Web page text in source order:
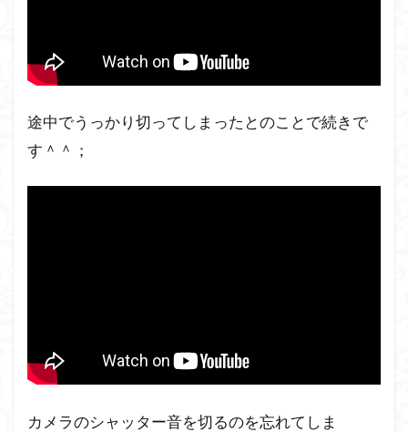
途中でうっかり切ってしまったとのことで続きで
す＾＾；
カメラのシャッター音を切るのを忘れてしま